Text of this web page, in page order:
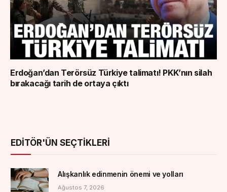
Erdoğan’dan Terörsüz Türkiye talimatı! PKK’nın silah
bırakacağı tarih de ortaya çıktı
EDITÖR'ÜN SEÇTIKLERI
Alışkanlık edinmenin önemi ve yolları
Ağustos 7, 2026